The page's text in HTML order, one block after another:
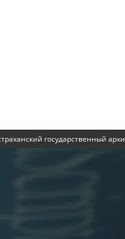
государственный